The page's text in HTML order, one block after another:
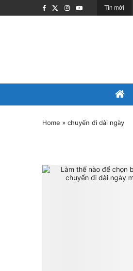
Tin mới
Home » chuyến đi dài ngày